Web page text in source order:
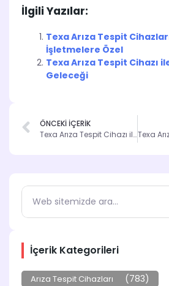
İçerik Kategorileri
Arıza Tespit Cihazları (783)
İlgili Yazılar:
Texa Arıza Tespit
İşletmelere Özel
Texa Arıza Tespit Cihazı
Geleceği
ÖNCEKİ İÇERİK
Texa Arıza Tespit Cihazı ile Elektronik Problemleri Çözün